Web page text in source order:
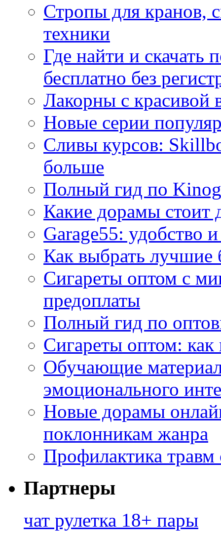
Стропы для кранов,
техники
Где найти и
бесплатно без
Лакорны с красивой
Новые серии
Сливы курсов:
больше
Полный гид по
Какие дорамы стоит
Garage55: удобство
Как выбрать
Сигареты оптом с
предоплаты
Полный гид по
Сигареты оптом:
Обучающие
эмоционального
Новые дорамы
поклонникам жанра
Профилактика травм
Партнеры
чат рулетка 18+ пары